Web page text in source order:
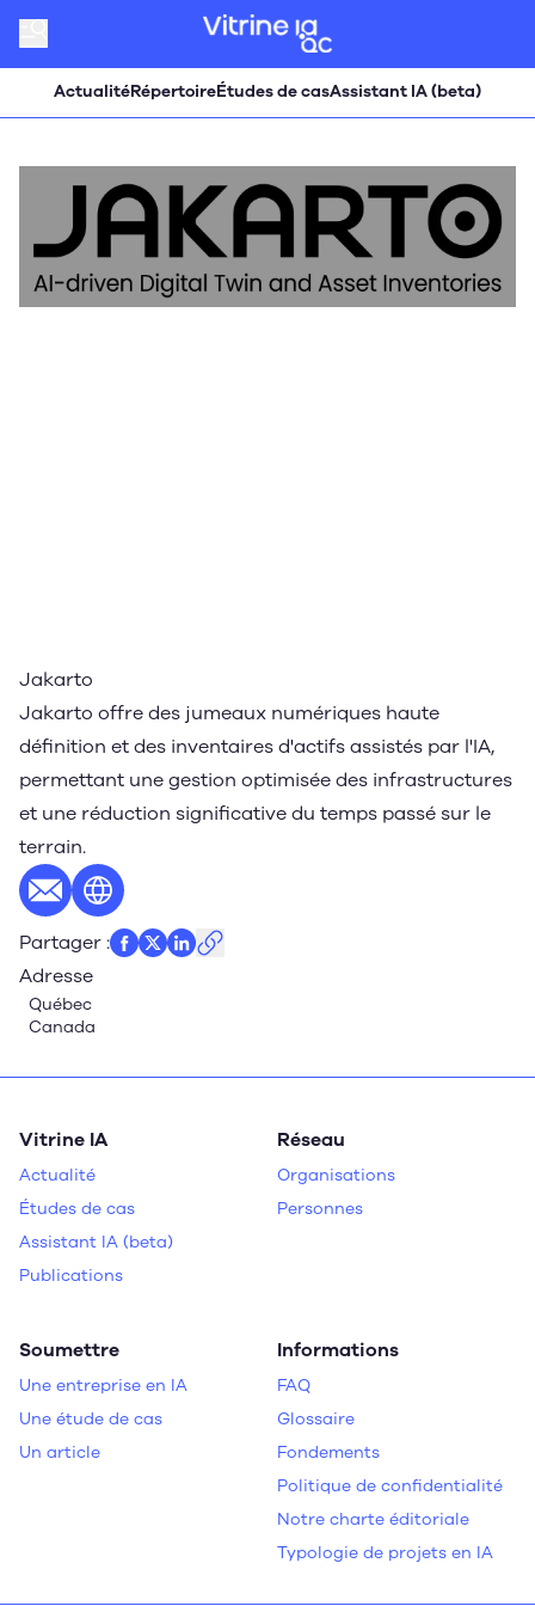
ActualitéRépertoireÉtudes de casAssistant IA (beta)
Jakarto
Jakarto offre des jumeaux numériques haute
définition et des inventaires d'actifs assistés par l'IA,
permettant une gestion optimisée des infrastructures
et une réduction significative du temps passé sur le
terrain.
E-mailSite web
Partager :
Adresse
Québec
Canada
Vitrine IA
Actualité
Études de cas
Assistant IA (beta)
Publications
Réseau
Organisations
Personnes
Soumettre
Une entreprise en IA
Une étude de cas
Un article
Informations
FAQ
Glossaire
Fondements
Politique de confidentialité
Notre charte éditoriale
Typologie de projets en IA